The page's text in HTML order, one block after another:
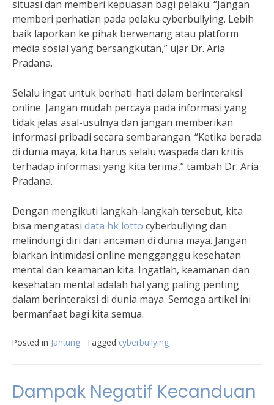
situasi dan memberi kepuasan bagi pelaku. “Jangan
memberi perhatian pada pelaku cyberbullying. Lebih
baik laporkan ke pihak berwenang atau platform
media sosial yang bersangkutan,” ujar Dr. Aria
Pradana.
Selalu ingat untuk berhati-hati dalam berinteraksi
online. Jangan mudah percaya pada informasi yang
tidak jelas asal-usulnya dan jangan memberikan
informasi pribadi secara sembarangan. “Ketika berada
di dunia maya, kita harus selalu waspada dan kritis
terhadap informasi yang kita terima,” tambah Dr. Aria
Pradana.
Dengan mengikuti langkah-langkah tersebut, kita
bisa mengatasi data hk lotto cyberbullying dan
melindungi diri dari ancaman di dunia maya. Jangan
biarkan intimidasi online mengganggu kesehatan
mental dan keamanan kita. Ingatlah, keamanan dan
kesehatan mental adalah hal yang paling penting
dalam berinteraksi di dunia maya. Semoga artikel ini
bermanfaat bagi kita semua.
Posted in Jantung Tagged cyberbullying
Dampak Negatif Kecanduan